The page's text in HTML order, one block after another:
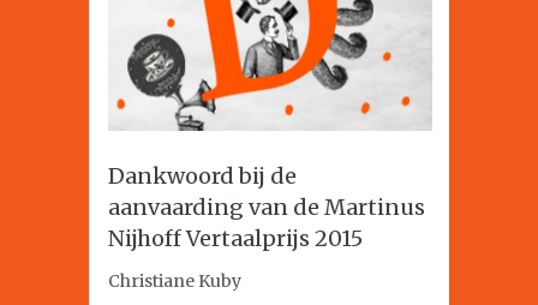
Dankwoord bij de
aanvaarding van de Martinus
Nijhoff Vertaalprijs 2015
Christiane Kuby